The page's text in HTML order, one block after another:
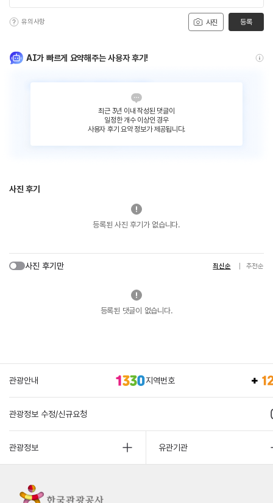
사진
유의사항 등록
AI가 빠르게 요약해주는 사용자 후기!
최근 3년 이내 작성된 댓글이
일정한 개수 이상인 경우
사용자 후기 요약 정보가 제공됩니다.
사진 후기
등록된 사진 후기가 없습니다.
사진 후기만 최신순 추천순
등록된 댓글이 없습니다.
관광안내 지역번호
관광정보 수정/신규요청
관광정보 유관기관